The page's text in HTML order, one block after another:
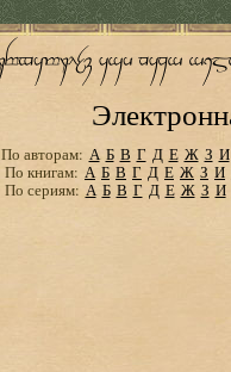
По авторам: А Б В Г Д Е Ж З И
По книгам: А Б В Г Д Е Ж З И
По сериям: А Б В Г Д Е Ж З И